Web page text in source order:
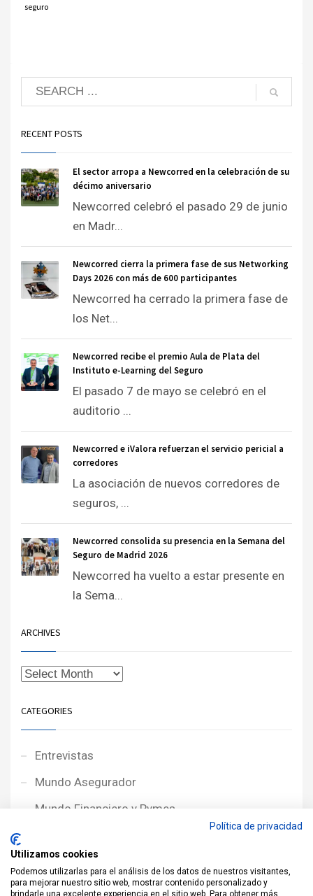
seguro
RECENT POSTS
El sector arropa a Newcorred en la celebración de su
décimo aniversario
Newcorred celebró el pasado 29 de junio
en Madr...
Newcorred cierra la primera fase de sus Networking
Days 2026 con más de 600 participantes
Newcorred ha cerrado la primera fase de
los Net...
Newcorred recibe el premio Aula de Plata del
Instituto e-Learning del Seguro
El pasado 7 de mayo se celebró en el
auditorio ...
Newcorred e iValora refuerzan el servicio pericial a
corredores
La asociación de nuevos corredores de
seguros, ...
Newcorred consolida su presencia en la Semana del
Seguro de Madrid 2026
Newcorred ha vuelto a estar presente en
la Sema...
ARCHIVES
CATEGORIES
Entrevistas
Mundo Asegurador
Mundo Financiero y Pymes
Noticias NewcorRED
Protagonistas
Política de privacidad
Utilizamos cookies
Podemos utilizarlas para el análisis de los datos de nuestros visitantes,
para mejorar nuestro sitio web, mostrar contenido personalizado y
brindarle una excelente experiencia en el sitio web. Para obtener más